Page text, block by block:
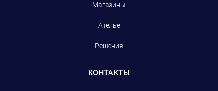
Магазины
Ателье
Решения
КОНТАКТЫ